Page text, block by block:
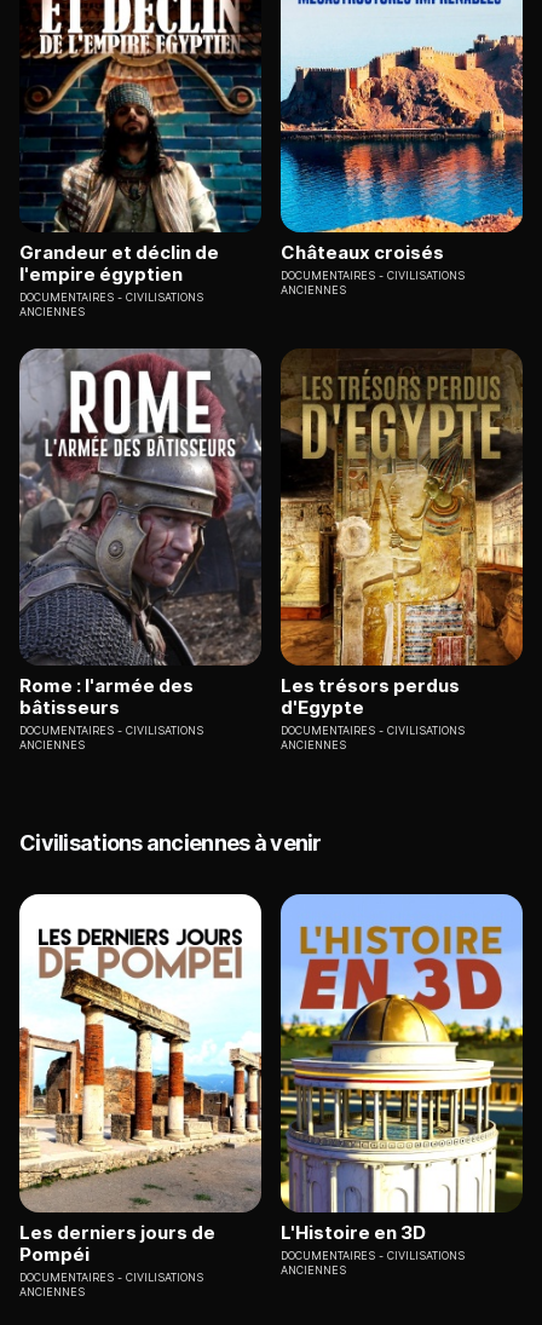
Grandeur et déclin de
l'empire égyptien
DOCUMENTAIRES
CIVILISATIONS
ANCIENNES
Châteaux croisés
DOCUMENTAIRES
CIVILISATIONS
ANCIENNES
Rome : l'armée des
bâtisseurs
DOCUMENTAIRES
CIVILISATIONS
ANCIENNES
Les trésors perdus
d'Egypte
DOCUMENTAIRES
CIVILISATIONS
ANCIENNES
Civilisations anciennes à venir
Les derniers jours de
Pompéi
DOCUMENTAIRES
CIVILISATIONS
ANCIENNES
L'Histoire en 3D
DOCUMENTAIRES
CIVILISATIONS
ANCIENNES